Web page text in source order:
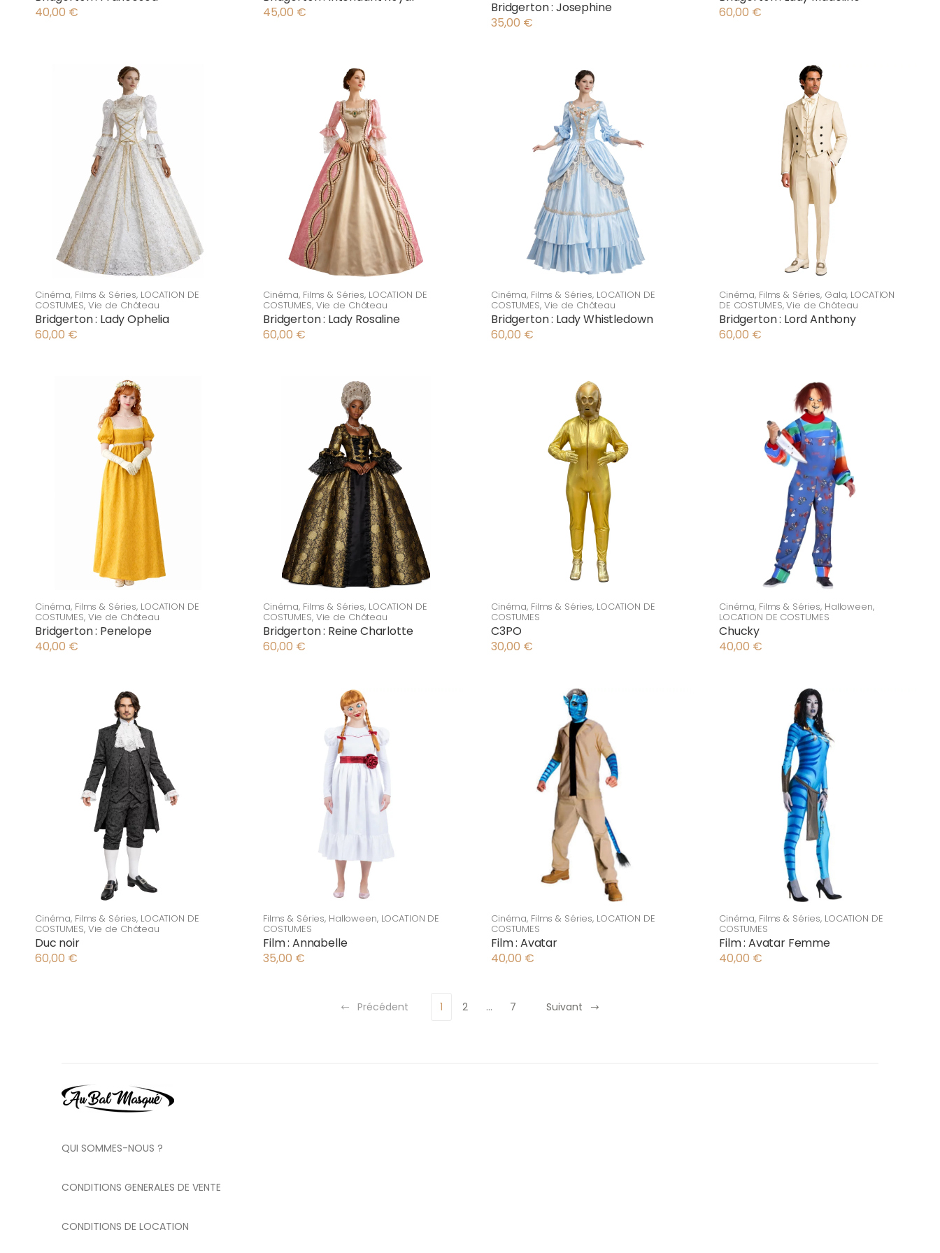
40,00 €
45,00 €
Bridgerton : Josephine
35,00 €
60,00 €
Cinéma, Films & Séries, LOCATION DE
COSTUMES, Vie de Château
Bridgerton : Lady Ophelia
60,00 €
Cinéma, Films & Séries, LOCATION DE
COSTUMES, Vie de Château
Bridgerton : Lady Rosaline
60,00 €
Cinéma, Films & Séries, LOCATION DE
COSTUMES, Vie de Château
Bridgerton : Lady Whistledown
60,00 €
Cinéma, Films & Séries, Gala, LOCATION
DE COSTUMES,Vie de Château
Bridgerton : Lord Anthony
60,00 €
Cinéma, Films & Séries, LOCATION DE
COSTUMES, Vie de Château
Bridgerton : Penelope
40,00 €
Cinéma, Films & Séries, LOCATION DE
COSTUMES, Vie de Château
Bridgerton : Reine Charlotte
60,00 €
Cinéma, Films & Séries, LOCATION DE
COSTUMES
C3PO
30,00 €
Cinéma, Films & Séries, Halloween,
LOCATION DE COSTUMES
Chucky
40,00 €
Cinéma, Films & Séries, LOCATION DE
COSTUMES, Vie de Château
Duc noir
60,00 €
Films & Séries, Halloween, LOCATION DE
COSTUMES
Film : Annabelle
35,00 €
Cinéma, Films & Séries, LOCATION DE
COSTUMES
Film : Avatar
40,00 €
Cinéma, Films & Séries, LOCATION DE
COSTUMES
Film : Avatar Femme
40,00 €
Précédent 1 2 … 7 Suivant
QUI SOMMES-NOUS ?
CONDITIONS GENERALES DE VENTE
CONDITIONS DE LOCATION